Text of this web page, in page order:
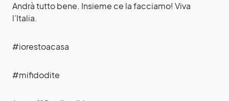
Andrà tutto bene. Insieme ce la facciamo! Viva
l’Italia.
#iorestoacasa
#mifidodite